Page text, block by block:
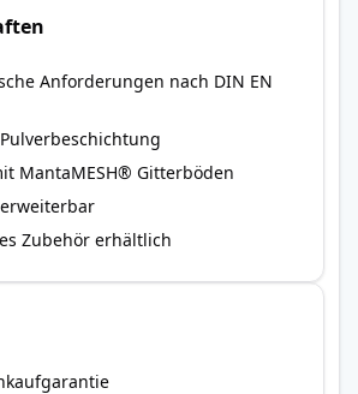
Anforderungen nach DIN EN
MantaMESH® Gitterböden
Zubehör erhältlich